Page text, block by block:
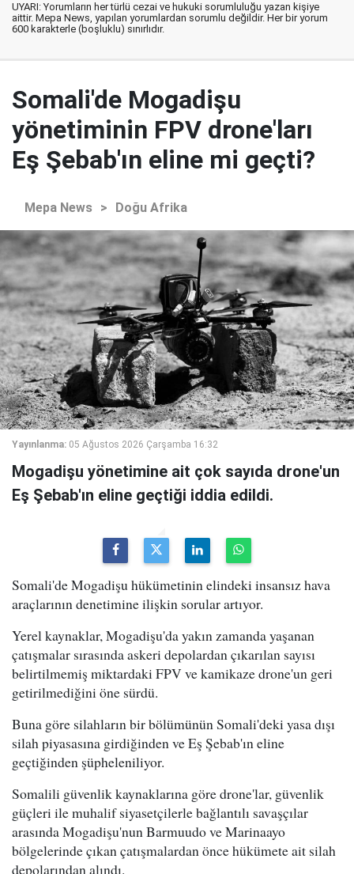
UYARI: Yorumların her türlü cezai ve hukuki sorumluluğu yazan kişiye
aittir. Mepa News, yapılan yorumlardan sorumlu değildir. Her bir yorum
600 karakterle (boşluklu) sınırlıdır.
Somali'de Mogadişu
yönetiminin FPV drone'ları
Eş Şebab'ın eline mi geçti?
Mepa News > Doğu Afrika
Yayınlanma: 05 Ağustos 2026 Çarşamba 16:32
Mogadişu yönetimine ait çok sayıda drone'un
Eş Şebab'ın eline geçtiği iddia edildi.
Somali'de Mogadişu hükümetinin elindeki insansız hava
araçlarının denetimine ilişkin sorular artıyor.
Yerel kaynaklar, Mogadişu'da yakın zamanda yaşanan
çatışmalar sırasında askeri depolardan çıkarılan sayısı
belirtilmemiş miktardaki FPV ve kamikaze drone'un geri
getirilmediğini öne sürdü.
Buna göre silahların bir bölümünün Somali'deki yasa dışı
silah piyasasına girdiğinden ve Eş Şebab'ın eline
geçtiğinden şüpheleniliyor.
Somalili güvenlik kaynaklarına göre drone'lar, güvenlik
güçleri ile muhalif siyasetçilerle bağlantılı savaşçılar
arasında Mogadişu'nun Barmuudo ve Marinaayo
bölgelerinde çıkan çatışmalardan önce hükümete ait silah
depolarından alındı.